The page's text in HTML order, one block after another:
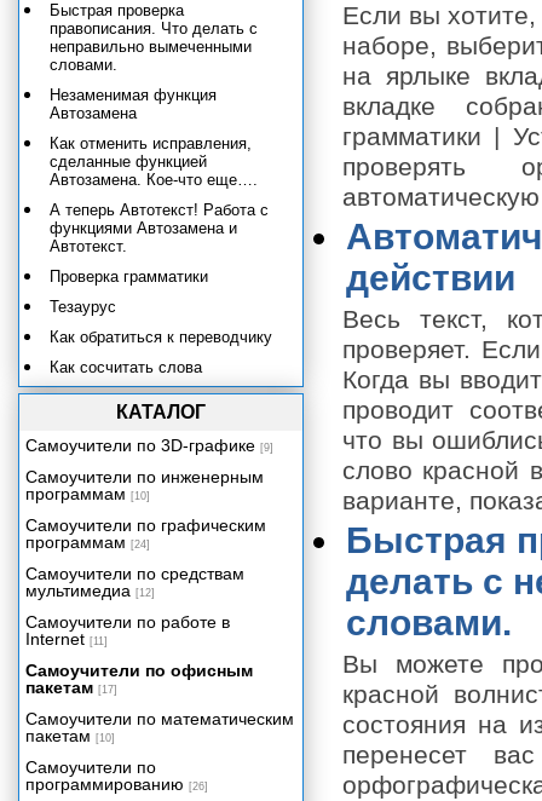
Если вы
наборе,
на ярлыке
вкладке
грамматики |
проверять
действии
Весь текст,
проверяет.
Когда вы
проводит
что вы
слово красной
варианте,
Быстрая
делать с
словами.
Вы можете
красной
состояния на
перенесет
Быстрая проверка
правописания. Что делать с
неправильно вымеченными
словами.
Незаменимая функция
Автозамена
Как отменить исправления,
сделанные функцией
Автозамена. Кое-что еще….
А теперь Автотекст! Работа с
функциями Автозамена и
Автотекст.
Проверка грамматики
Тезаурус
Как обратиться к переводчику
Как сосчитать слова
Вопросы сохранения
Советы опытного пользователя
Форматирование символов,
шрифтов и текста
Форматирование абзацев
Установка позиций табуляции
Форматирование страниц
Форматирование документов
Работа со стилями
Шаблоны документов
Маленькие хитрости
форматирования
Работа с таблицами
КАТАЛОГ
Самоучители по 3D-графике [9]
Самоучители по инженерным
программам [10]
Самоучители по графическим
программам [24]
Самоучители по средствам
мультимедиа [12]
Самоучители по работе в
Internet [11]
Самоучители по офисным
пакетам [17]
Самоучители по математическим
пакетам [10]
Самоучители по
программированию [26]